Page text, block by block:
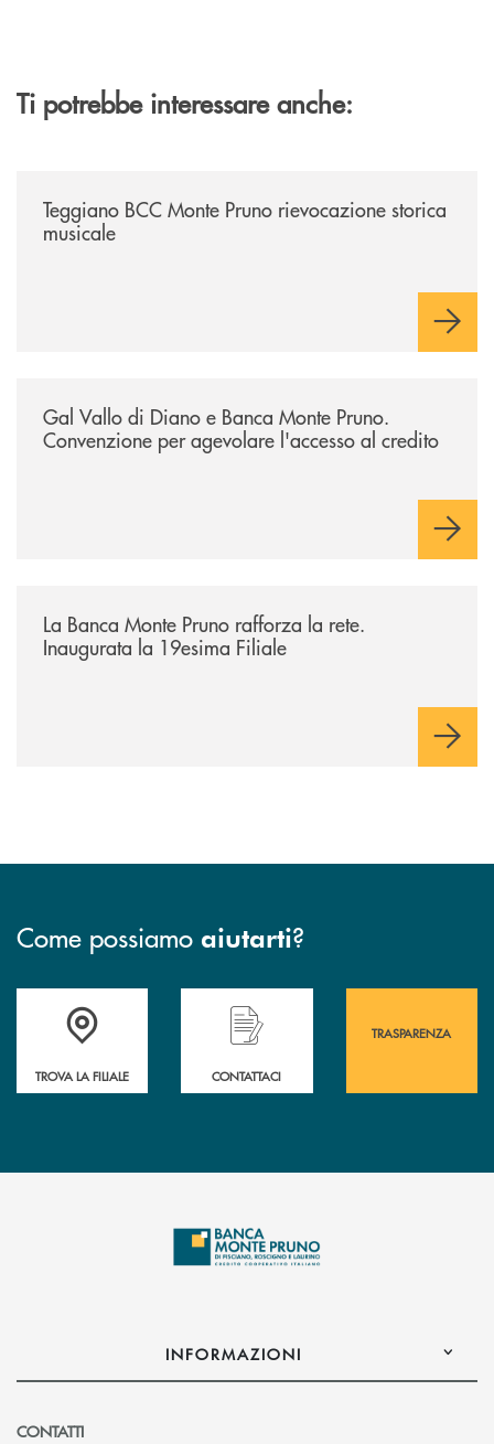
Ti potrebbe interessare anche:
Teggiano BCC Monte Pruno rievocazione storica
musicale
Gal Vallo di Diano e Banca Monte Pruno.
Convenzione per agevolare l'accesso al credito
La Banca Monte Pruno rafforza la rete.
Inaugurata la 19esima Filiale
Come possiamo aiutarti?
Accedi all' elenco completo&nbsp; delle&nbsp; filiali&nbsp; di Banca
TROVA LA FILIALE
Hai bisogno di assistenza immediata?
CONTATTACI
TRASPARENZA
INFORMAZIONI
CONTATTI